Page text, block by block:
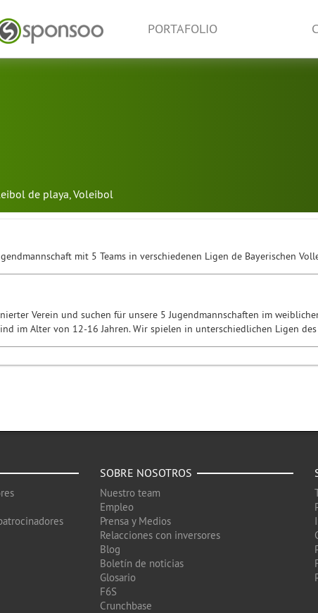
PORTAFOLIO
de playa,Voleibol
mit 5 Teams in verschiedenen Ligen de Bayerischen
Verein und suchen für unsere 5 Jugendmannschaften im
im Alter von 12-16 Jahren. Wir spielen in unterschiedlichen Ligen
SOBRE NOSOTROS
Nuestro team
Empleo
Prensa y Medios
Relacciones con inversores
Blog
Boletín de noticias
Glosario
F6S
Crunchbase